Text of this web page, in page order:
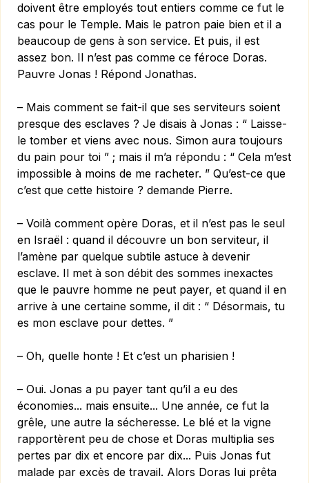
doivent être employés tout entiers comme ce fut le
cas pour le Temple. Mais le patron paie bien et il a
beaucoup de gens à son service. Et puis, il est
assez bon. Il n’est pas comme ce féroce Doras.
Pauvre Jonas ! Répond Jonathas.
– Mais comment se fait-il que ses serviteurs soient
presque des esclaves ? Je disais à Jonas : “ Laisse-
le tomber et viens avec nous. Simon aura toujours
du pain pour toi ” ; mais il m’a répondu : “ Cela m’est
impossible à moins de me racheter. ” Qu’est-ce que
c’est que cette histoire ? demande Pierre.
– Voilà comment opère Doras, et il n’est pas le seul
en Israël : quand il découvre un bon serviteur, il
l’amène par quelque subtile astuce à devenir
esclave. Il met à son débit des sommes inexactes
que le pauvre homme ne peut payer, et quand il en
arrive à une certaine somme, il dit : “ Désormais, tu
es mon esclave pour dettes. ”
– Oh, quelle honte ! Et c’est un pharisien !
– Oui. Jonas a pu payer tant qu’il a eu des
économies... mais ensuite... Une année, ce fut la
grêle, une autre la sécheresse. Le blé et la vigne
rapportèrent peu de chose et Doras multiplia ses
pertes par dix et encore par dix... Puis Jonas fut
malade par excès de travail. Alors Doras lui prêta